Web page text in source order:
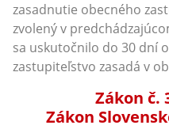
zasadnutie obecného
zvolený v
sa uskutočnilo do 30 dní
zastupiteľstvo zasadá v
Zákon č.
Zákon